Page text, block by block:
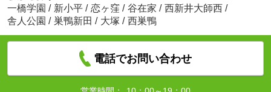
一橋学園 / 新小平 / 恋ヶ窪 / 谷在家 / 西新井大師西 /
舎人公園 / 巣鴨新田 / 大塚 / 西巣鴨
電話でお問い合わせ